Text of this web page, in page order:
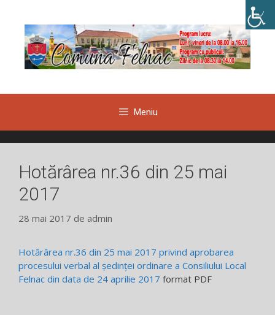
conținut
Meniu
Hotărârea nr.36 din 25 mai
2017
28 mai 2017 de admin
Hotărârea nr.36 din 25 mai 2017 privind aprobarea
procesului verbal al ședinței ordinare a Consiliului Local
Felnac din data de 24 aprilie 2017 format PDF